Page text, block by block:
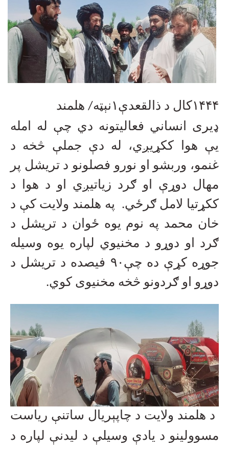
۱۴۴۴ کال د ذالقعدې ۱ نېټه/ هلمند
ډیری انساني فعالیتونه دي چې له امله
یې هوا ککړیږي، له دې جملې څخه د
غنمو، وربشو او نورو فصلونو د تریشل پر
مهال دوړې او ګرد زیاتیږي او د هوا د
ککړتیا لامل ګرځي. په هلمند ولایت کې د
خان محمد په نوم یوه ځوان د تریشل د
ګرد او دوړو د مخنیوي لپاره یوه وسیله
جوړه کړې ده چې ۹۰ فیصده د تریشل د
دوړو او ګردونو څخه مخنیوی کوي.
د هلمند ولایت د چاپېریال ساتنې ریاست
مسوولینو د یادې وسیلې د لیدنې لپاره د